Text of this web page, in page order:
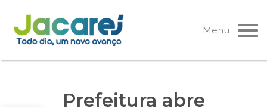
Pular
para
o
Menu
Prefeitura abre